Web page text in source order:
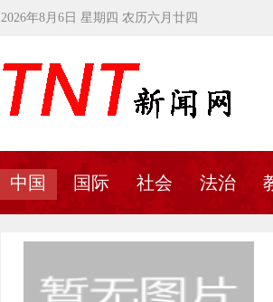
2026年8月6日 星期四 农历六月廿四
中国 国际 社会 法治